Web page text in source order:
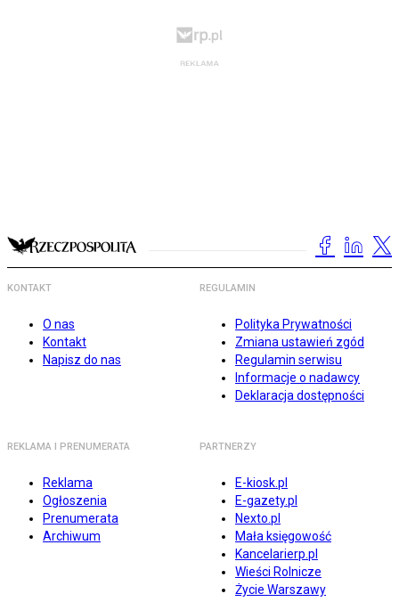
KONTAKT
O nas
Kontakt
Napisz do nas
REGULAMIN
Polityka Prywatności
Zmiana ustawień zgód
Regulamin serwisu
Informacje o nadawcy
Deklaracja dostępności
REKLAMA I PRENUMERATA
Reklama
Ogłoszenia
Prenumerata
Archiwum
PARTNERZY
E-kiosk.pl
E-gazety.pl
Nexto.pl
Mała księgowość
Kancelarierp.pl
Wieści Rolnicze
Życie Warszawy